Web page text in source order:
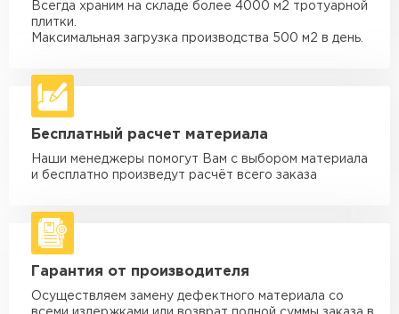
Машина - 3,5 тн до 30 м3
макс. длина груза 6 м
макс. длина груза 6 м
Машина - 10 тн до 50 м3
макс. длина груза 8 м
Машина - 20 тн до 80 м3
от 5 500 ₽
Манипулятор до 5 тн
макс. длина груза 5 м
Манипулятор до 10 тн
макс. длина груза 10 м
Всегда храним на складе более 4000 м2 тротуарной
плитки.
Максимальная загрузка производства 500 м2 в день.
Бесплатный расчет материала
Наши менеджеры помогут Вам с выбором материала
и бесплатно произведут расчёт всего заказа
Гарантия от производителя
Осуществляем замену дефектного материала со